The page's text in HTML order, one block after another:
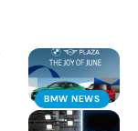
BMW NEWS